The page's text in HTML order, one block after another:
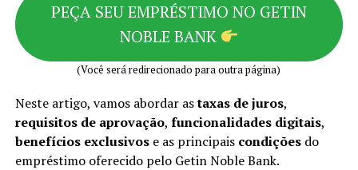
PEÇA SEU EMPRÉSTIMO NO GETIN
NOBLE BANK
(Você será redirecionado para outra página)
Neste artigo, vamos abordar astaxas de juros,
requisitos de aprovação, funcionalidades digitais,
benefícios exclusivose as principais condiçõesdo
empréstimo oferecido pelo Getin Noble Bank.